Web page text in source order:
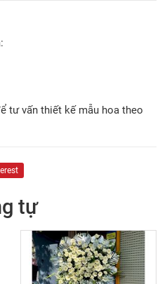
tư vấn thiết kế mẫu hoa theo
tự